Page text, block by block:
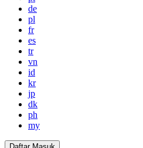
de
pl
fr
es
tr
vn
id
kr
jp
dk
ph
my